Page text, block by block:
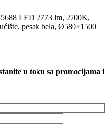
LED 2773 lm, 2700K,
pesak bela, Ø580×1500
u toku sa promocijama i